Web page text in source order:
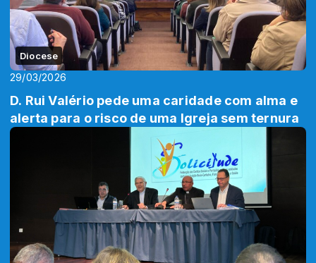
Diocese
29/03/2026
D. Rui Valério pede uma caridade com alma e
alerta para o risco de uma Igreja sem ternura